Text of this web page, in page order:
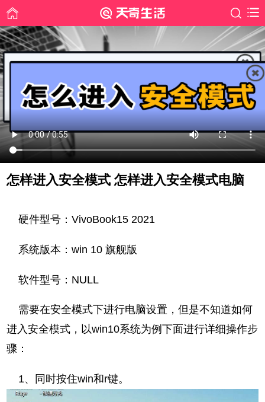
怎样进入安全模式 怎样进入安全模式电脑
硬件型号：VivoBook15 2021
系统版本：win 10 旗舰版
软件型号：NULL
需要在安全模式下进行电脑设置，但是不知道如何
进入安全模式，以win10系统为例下面进行详细操作步
骤：
1、同时按住win和r键。